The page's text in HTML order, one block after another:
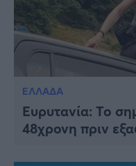
ΕΛΛΑΔΑ
Ευρυτανία: Το
48χρονη πριν